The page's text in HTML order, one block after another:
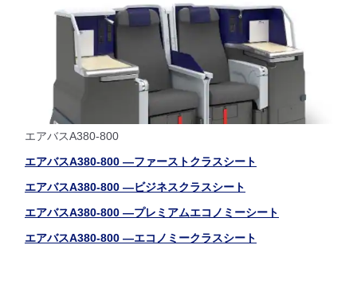
エアバスA380-800
エアバスA380-800 ―ファーストクラスシート
エアバスA380-800 ―ビジネスクラスシート
エアバスA380-800 ―プレミアムエコノミーシート
エアバスA380-800 ―エコノミークラスシート